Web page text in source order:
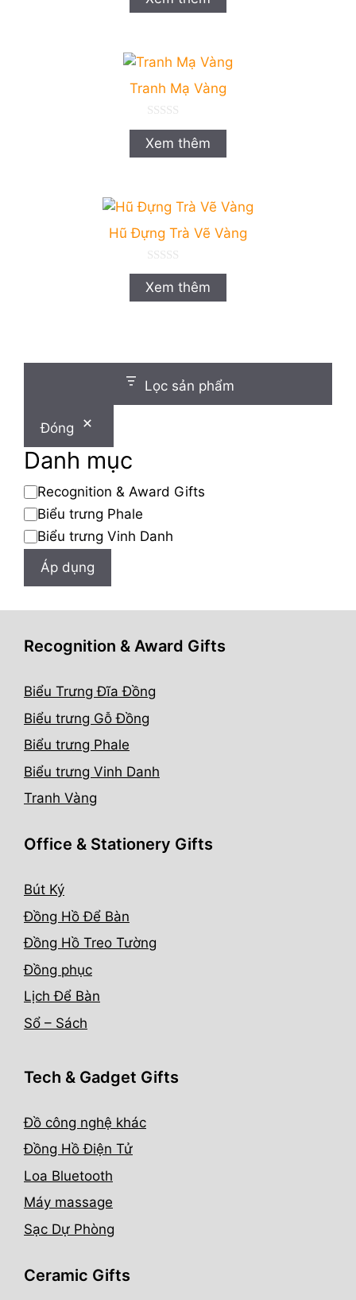
g
o
Tranh Mạ Vàng
0
n
g
o
Xem thêm
Hũ Đựng Trà Vẽ Vàng
0
n
g
o
Xem thêm
Lọc sản phẩm
Đóng
Danh mục
Danh
mục
Recognition & Award Gifts
Biểu trưng Phale
Biểu trưng Vinh Danh
Áp dụng
Recognition & Award Gifts
Biểu Trưng Đĩa Đồng
Biểu trưng Gỗ Đồng
Biểu trưng Phale
Biểu trưng Vinh Danh
Tranh Vàng
Office & Stationery Gifts
Bút Ký
Đồng Hồ Để Bàn
Đồng Hồ Treo Tường
Đồng phục
Lịch Để Bàn
Sổ – Sách
Tech & Gadget Gifts
Đồ công nghệ khác
Đồng Hồ Điện Tử
Loa Bluetooth
Máy massage
Sạc Dự Phòng
Ceramic Gifts